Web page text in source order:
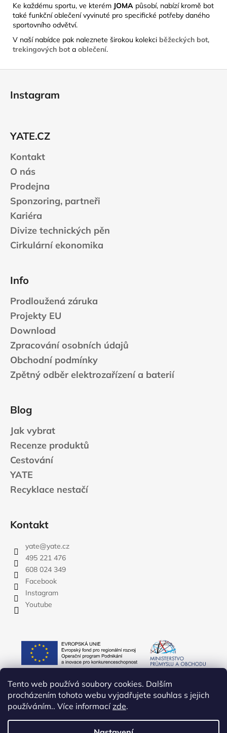
Tento web používá soubory cookies. Dalším
procházením tohoto webu vyjadřujete souhlas s jejich
používáním.. Více informacízde.
Ke každému sportu, ve kterém JOMA působí, nabízí kromě bot
také funkční oblečení vyvinuté pro specifické potřeby daného
sportovního odvětví.
V naší nabídce pak naleznete širokou kolekci běžeckých bot,
trekingových bot a oblečení.
Instagram
YATE.CZ
Kontakt
O nás
Prodejna
Sponzoring, partneři
Kariéra
Divize technických pěn
Cirkulární ekonomika
Info
Prodloužená záruka
Projekty EU
Download
Zpracování osobních údajů
Obchodní podmínky
Zpětný odběr elektrozařízení a baterií
Blog
Jak vybrat
Recenze produktů
Cestování
YATE
Recyklace nestačí
Kontakt
yate@yate.cz
495 221 476
608 024 349
Facebook
Instagram
Youtube